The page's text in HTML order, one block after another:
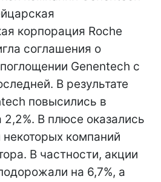
корпорация Roche
соглашения о
Genentech с
В результате
повысились в
2,2%. В плюсе оказались
компаний
В частности, акции
на 6,7%, а